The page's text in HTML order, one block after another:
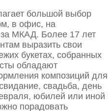
большой выбор
в офис, на
МКАД. Более 17 лет
выразить свои
букетах, собранных
обладают
композиций для
свадьба, день
юбилей или иной
порадовать